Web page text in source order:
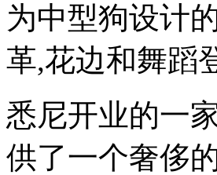
为中型狗设计
革,花边和舞蹈
悉尼开业的一
供了一个奢侈